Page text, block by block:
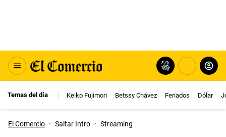
Temas del día Keiko Fujimori Betssy Chávez Feriados Dólar
El Comercio · Saltar Intro · Streaming